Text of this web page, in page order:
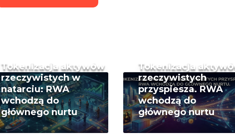
Tokenizacja aktywów
rzeczywistych w
natarciu: RWA
wchodzą do
głównego nurtu
Tokenizacja
rzeczywistych
przyspiesza. RWA
wchodzą do
głównego nurtu